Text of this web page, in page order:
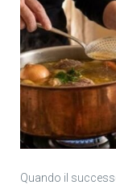
Quando il